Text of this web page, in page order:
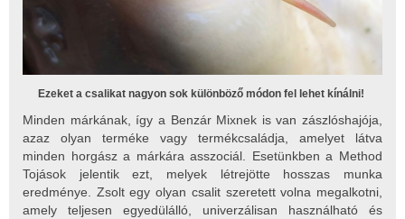
Ezeket a csalikat nagyon sok különböző módon fel lehet kínálni!
Minden márkának, így a Benzár Mixnek is van zászlóshajója,
azaz olyan terméke vagy termékcsaládja, amelyet látva
minden horgász a márkára asszociál. Esetünkben a Method
Tojások jelentik ezt, melyek létrejötte hosszas munka
eredménye. Zsolt egy olyan csalit szeretett volna megalkotni,
amely teljesen egyedülálló, univerzálisan használható és